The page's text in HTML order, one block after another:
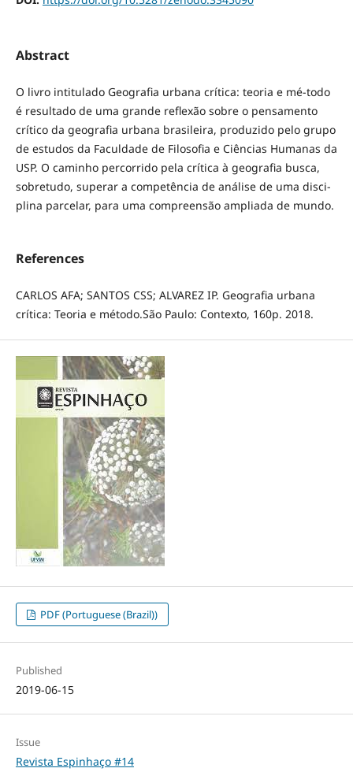
Abstract
O livro intitulado Geografia urbana crítica: teoria e mé-todo
é resultado de uma grande reflexão sobre o pensamento
crítico da geografia urbana brasileira, produzido pelo grupo
de estudos da Faculdade de Filosofia e Ciências Humanas da
USP. O caminho percorrido pela crítica à geografia busca,
sobretudo, superar a competência de análise de uma disci-
plina parcelar, para uma compreensão ampliada de mundo.
References
CARLOS AFA; SANTOS CSS; ALVAREZ IP. Geografia urbana
crítica: Teoria e método.São Paulo: Contexto, 160p. 2018.
PDF (Portuguese (Brazil))
Published
2019-06-15
Issue
Revista Espinhaço #14